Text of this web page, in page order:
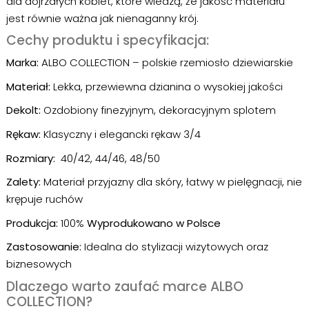
jest równie ważna jak nienaganny krój.
Cechy produktu i specyfikacja:
Marka: ALBO COLLECTION – polskie rzemiosło dziewiarskie
Materiał: Lekka, przewiewna dzianina o wysokiej jakości
Dekolt: Ozdobiony finezyjnym, dekoracyjnym splotem
Rękaw: Klasyczny i elegancki rękaw 3/4
Rozmiary: 40/42, 44/46, 48/50
Zalety: Materiał przyjazny dla skóry, łatwy w pielęgnacji, nie
krępuje ruchów
Produkcja: 100% Wyprodukowano w Polsce
Zastosowanie: Idealna do stylizacji wizytowych oraz
biznesowych
Dlaczego warto zaufać marce ALBO
COLLECTION?